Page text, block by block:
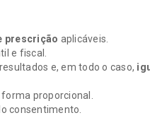
prescrição aplicáveis.
e fiscal.
e, em todo o caso,
forma proporcional.
consentimento.